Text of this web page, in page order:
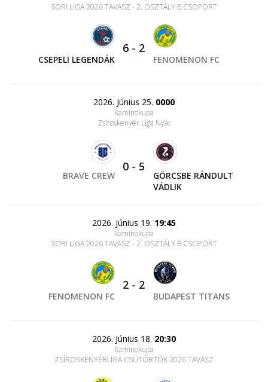
SORI LIGA 2026 TAVASZ - 2. OSZTÁLY B CSOPORT
CSEPELI LEGENDÁK
6 - 2
FENOMENON FC
2026. Június 25. 0000
kaminokupa
Zsíroskenyér Liga Nyár
BRAVE CREW
0 - 5
GÖRCSBE RÁNDULT
VÁDLIK
2026. Június 19. 19:45
kaminokupa
SORI LIGA 2026 TAVASZ - 2. OSZTÁLY B CSOPORT
FENOMENON FC
2 - 2
BUDAPEST TITANS
2026. Június 18. 20:30
kaminokupa
ZSÍROSKENYÉRLIGA CSÜTÖRTÖK 2026 TAVASZ